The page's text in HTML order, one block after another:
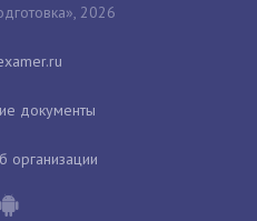
2026
документы
организации